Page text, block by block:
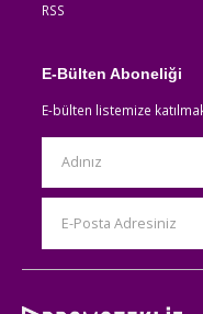
RSS
E-Bülten Aboneliği
E-bülten listemize